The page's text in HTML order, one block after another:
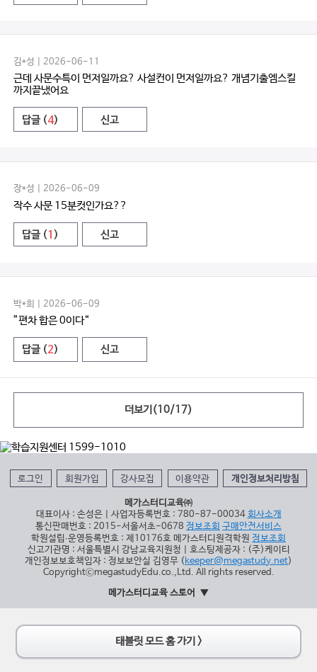
김*성 | 2026-06-11
근데 사문수특이 먼저일까요? 사설컨이 먼저일까요? 개념기출엠스킬
까지끝냈어요
답글 (4) 신고
장*성 | 2026-06-09
작수 사문 15분컷인가요??
답글 ( 1 ) 신고
박*희 | 2026-06-09
”편차 합은 0이다“
답글 (2) 신고
더보기(10/17)
로그인 회원가입 강사모집 이용약관 개인정보처리방침
메가스터디교육㈜
대표이사 : 손성은 | 사업자등록번호 : 780-87-00034 회사소개
통신판매번호 : 2015-서울서초-0678 정보조회 구매안전서비스
학원설립∙운영등록번호 : 제10176호 메가스터디원격학원 정보조회
신고기관명 : 서울특별시 강남교육지원청 | 호스팅제공자 : (주)케이티
개인정보보호책임자 : 정보보안실 김영무 ( keeper@megastudy.net)
CopyrightⓒmegastudyEdu.co.,Ltd. All rights reserved.
메가스터디교육 스토어
태블릿 모드 홈 가기 >